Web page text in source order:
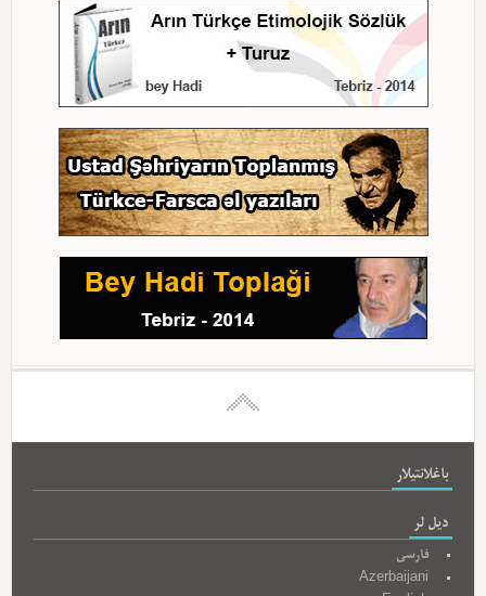
باغلانتیلار
دیل لر
فارسی
Azerbaijani